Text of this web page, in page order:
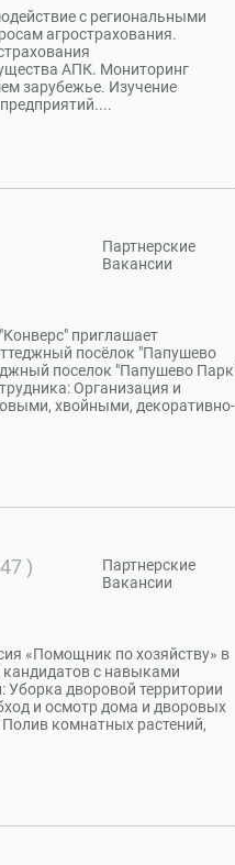
с региональными
агрострахования.
АПК. Мониторинг
зарубежье. Изучение
Партнерские
Вакансии
приглашает
посёлок "Папушево
поселок "Папушево
Организация и
хвойными, декоративно-
Партнерские
Вакансии
)
«Помощник по хозяйству» в
с навыками
Уборка дворовой территории
и осмотр дома и дворовых
комнатных растений,